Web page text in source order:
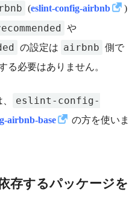
(eslint-config-airbnb
)
や
の設定は airbnb 側で
る必要はありません。
eslint-config-
airbnb-base
の方を使いま
存するパッケージを